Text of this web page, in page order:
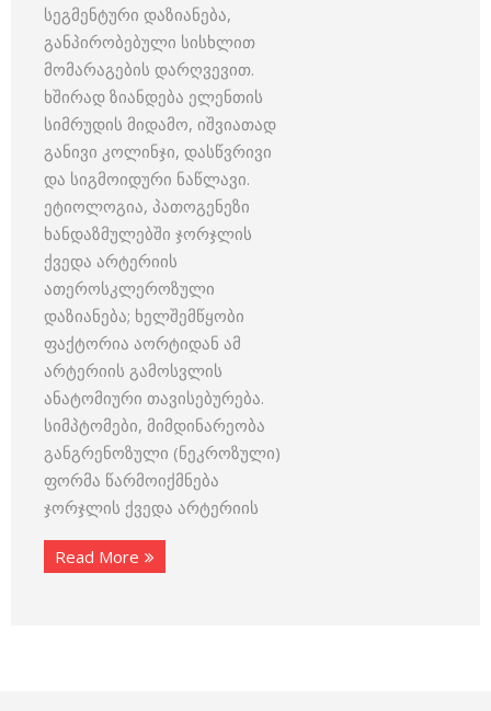
სეგმენტური დაზიანება,
განპირობებული სისხლით
მომარაგების დარღვევით.
ხშირად ზიანდება ელენთის
სიმრუდის მიდამო, იშვიათად
განივი კოლინჯი, დასწვრივი
და სიგმოიდური ნაწლავი.
ეტიოლოგია, პათოგენეზი
ხანდაზმულებში ჯორჯლის
ქვედა არტერიის
ათეროსკლეროზული
დაზიანება; ხელშემწყობი
ფაქტორია აორტიდან ამ
არტერიის გამოსვლის
ანატომიური თავისებურება.
სიმპტომები, მიმდინარეობა
განგრენოზული (ნეკროზული)
ფორმა წარმოიქმნება
ჯორჯლის ქვედა არტერიის
Read More